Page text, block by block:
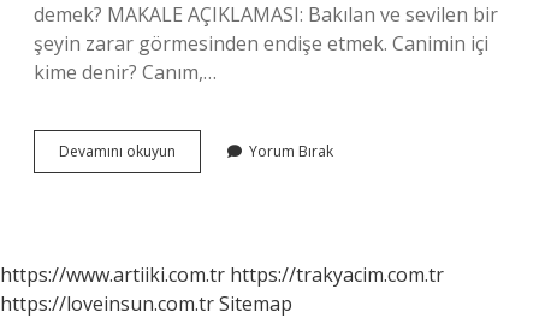
demek? MAKALE AÇIKLAMASI: Bakılan ve sevilen bir
şeyin zarar görmesinden endişe etmek. Canimin içi
kime denir? Canım,…
Devamını okuyun
Oynamak
Yorum Bırak
https://www.artiiki.com.tr https://trakyacim.com.tr
https://loveinsun.com.trSitemap